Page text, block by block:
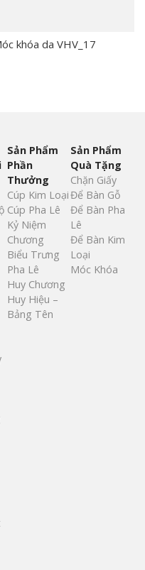
khóa da VHV_17
Sản Phẩm
Phần
Thưởng
Cúp Kim Loại
Cúp Pha Lê
Kỷ Niệm
Chương
Biểu Trưng
Pha Lê
Huy Chương
Huy Hiệu –
Bảng Tên
Sản Phẩm
Quà Tặng
Chặn Giấy
Để Bàn Gỗ
Để Bàn Pha
Lê
Để Bàn Kim
Loại
Móc Khóa